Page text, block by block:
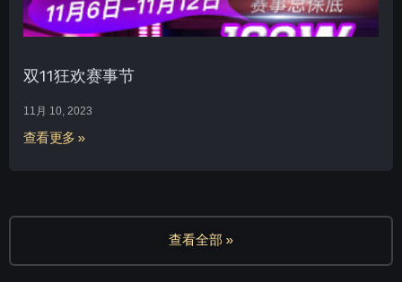
双11狂欢赛事节
11月 10, 2023
查看更多 »
查看全部 »